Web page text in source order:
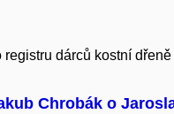
dárců kostní
Chrobák o